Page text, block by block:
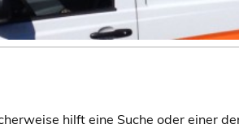
hilft eine Suche oder einer